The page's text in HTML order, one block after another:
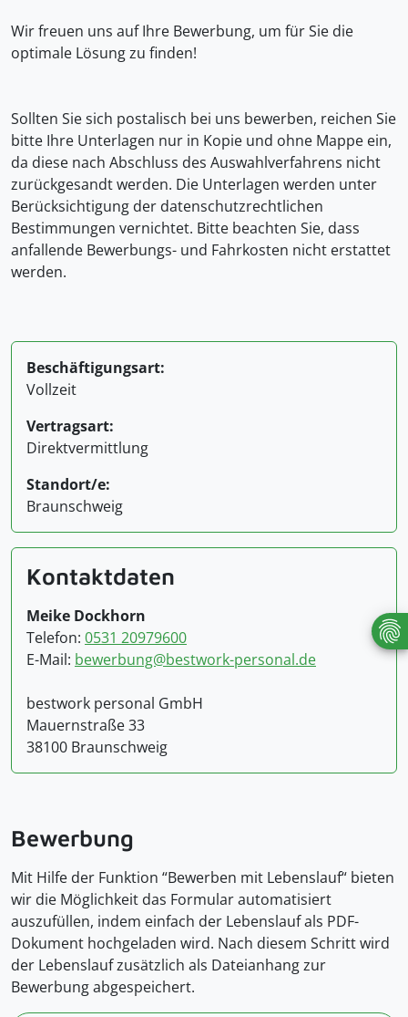
Wir freuen uns auf Ihre Bewerbung, um für Sie die
optimale Lösung zu finden!
Sollten Sie sich postalisch bei uns bewerben, reichen Sie
bitte Ihre Unterlagen nur in Kopie und ohne Mappe ein,
da diese nach Abschluss des Auswahlverfahrens nicht
zurückgesandt werden. Die Unterlagen werden unter
Berücksichtigung der datenschutzrechtlichen
Bestimmungen vernichtet. Bitte beachten Sie, dass
anfallende Bewerbungs- und Fahrkosten nicht erstattet
werden.
Beschäftigungsart:
Vollzeit
Vertragsart:
Direktvermittlung
Standort/e:
Braunschweig
Kontaktdaten
Meike Dockhorn
Telefon: 0531 20979600
E-Mail: bewerbung@bestwork-personal.de
bestwork personal GmbH
Mauernstraße 33
38100 Braunschweig
Bewerbung
Mit Hilfe der Funktion “Bewerben mit Lebenslauf“ bieten
wir die Möglichkeit das Formular automatisiert
auszufüllen, indem einfach der Lebenslauf als PDF-
Dokument hochgeladen wird. Nach diesem Schritt wird
der Lebenslauf zusätzlich als Dateianhang zur
Bewerbung abgespeichert.